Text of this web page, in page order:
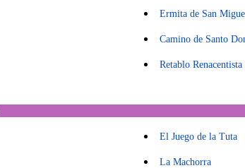
Ermita de San
Camino de Santo
Retablo Renacentista
El Juego de la Tuta
La Machorra